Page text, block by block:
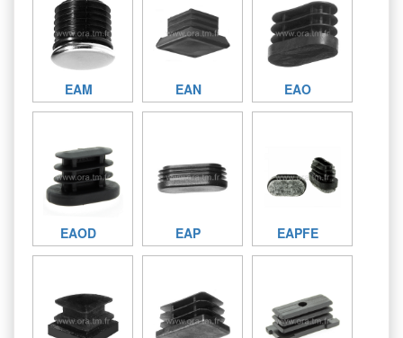
EAM EAN EAO
EAOD EAP EAPFE